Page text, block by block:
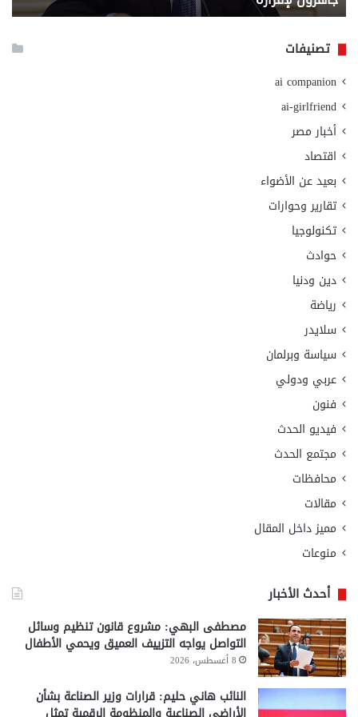
تصنيفات
ai companion
ai-girlfriend
أخبار مصر
اقتصاد
بعيد عن الأضواء
تقارير وحوارات
تكنولوجيا
حوادث
دين ودنيا
رياضة
سلايدر
سياسة وبرلمان
عربي ودولي
فنون
فيديو الحدث
مجتمع الحدث
محافظات
مقالات
مميز داخل المقال
منوعات
أحدث الأخبار
مصطفى البهي: مشروع قانون تنظيم وسائل
التواصل يواجه التزييف العميق ويحمي الأطفال
8 أغسطس، 2026
النائب هاني حليم: قرارات وزير الصناعة بشأن